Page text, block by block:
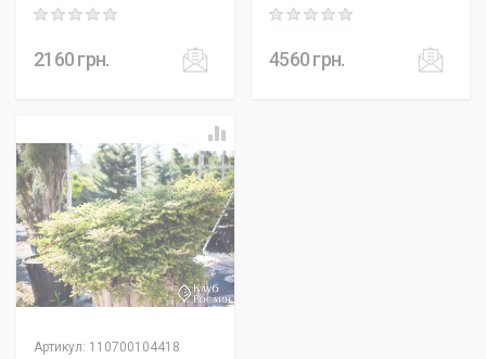
Rating: 0 out of 5
2160грн.
Rating: 0 out of 5
4560грн.
Артикул: 110700104418